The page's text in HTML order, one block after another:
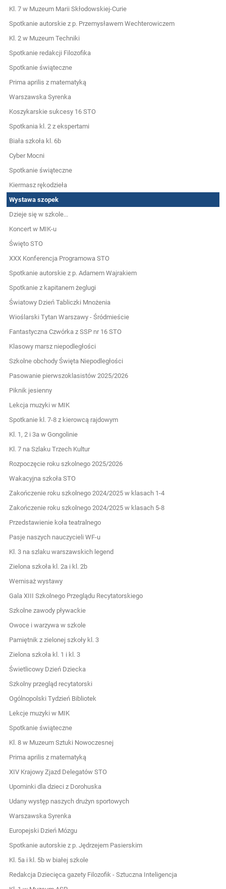
Kl. 7 w Muzeum Marii Skłodowskiej-Curie
Spotkanie autorskie z p. Przemysławem Wechterowiczem
Kl. 2 w Muzeum Techniki
Spotkanie redakcji Filozofika
Spotkanie świąteczne
Prima aprilis z matematyką
Warszawska Syrenka
Koszykarskie sukcesy 16 STO
Spotkania kl. 2 z ekspertami
Biała szkoła kl. 6b
Cyber Mocni
Spotkanie świąteczne
Kiermasz rękodzieła
Wystawa szopek
Dzieje się w szkole...
Koncert w MIK-u
Święto STO
XXX Konferencja Programowa STO
Spotkanie autorskie z p. Adamem Wajrakiem
Spotkanie z kapitanem żeglugi
Światowy Dzień Tabliczki Mnożenia
Wioślarski Tytan Warszawy - Śródmieście
Fantastyczna Czwórka z SSP nr 16 STO
Klasowy marsz niepodległości
Szkolne obchody Święta Niepodległości
Pasowanie pierwszoklasistów 2025/2026
Piknik jesienny
Lekcja muzyki w MIK
Spotkanie kl. 7-8 z kierowcą rajdowym
Kl. 1, 2 i 3a w Gongolinie
Kl. 7 na Szlaku Trzech Kultur
Rozpoczęcie roku szkolnego 2025/2026
Wakacyjna szkoła STO
Zakończenie roku szkolnego 2024/2025 w klasach 1-4
Zakończenie roku szkolnego 2024/2025 w klasach 5-8
Przedstawienie koła teatralnego
Pasje naszych nauczycieli WF-u
Kl. 3 na szlaku warszawskich legend
Zielona szkoła kl. 2a i kl. 2b
Wernisaż wystawy
Gala XIII Szkolnego Przeglądu Recytatorskiego
Szkolne zawody pływackie
Owoce i warzywa w szkole
Pamiętnik z zielonej szkoły kl. 3
Zielona szkoła kl. 1 i kl. 3
Świetlicowy Dzień Dziecka
Szkolny przegląd recytatorski
Ogólnopolski Tydzień Bibliotek
Lekcje muzyki w MIK
Spotkanie świąteczne
Kl. 8 w Muzeum Sztuki Nowoczesnej
Prima aprilis z matematyką
XIV Krajowy Zjazd Delegatów STO
Upominki dla dzieci z Dorohuska
Udany występ naszych drużyn sportowych
Warszawska Syrenka
Europejski Dzień Mózgu
Spotkanie autorskie z p. Jędrzejem Pasierskim
Kl. 5a i kl. 5b w białej szkole
Redakcja Dziecięca gazety Filozofik - Sztuczna Inteligencja